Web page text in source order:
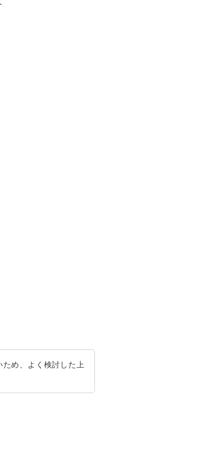
め、よく検討した上